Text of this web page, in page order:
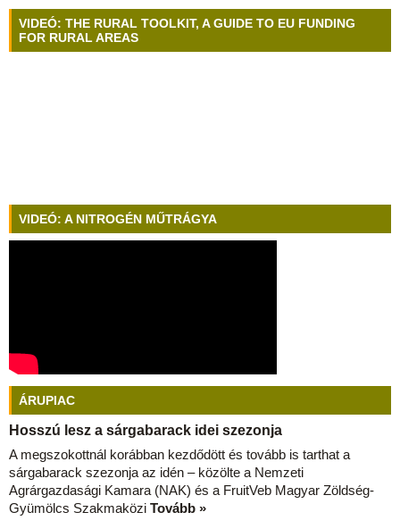
VIDEÓ: THE RURAL TOOLKIT, A GUIDE TO EU FUNDING
FOR RURAL AREAS
VIDEÓ: A NITROGÉN MŰTRÁGYA
ÁRUPIAC
Hosszú lesz a sárgabarack idei szezonja
A megszokottnál korábban kezdődött és tovább is tarthat a
sárgabarack szezonja az idén – közölte a Nemzeti
Agrárgazdasági Kamara (NAK) és a FruitVeb Magyar Zöldség-
Gyümölcs Szakmaközi Tovább »